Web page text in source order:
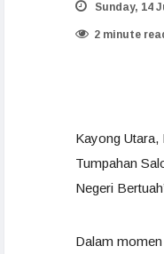
Sunday, 14
2 minute
Kayong Utara,
Tumpahan
Negeri
Dalam